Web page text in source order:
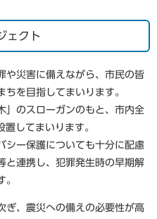
ェクト
や災害に備えながら、市民の皆
を目指してまいります。
」のスローガンのもと、市内全
してまいります。
シー保護についても十分に配慮
と連携し、犯罪発生時の早期解
。
ぎ、震災への備えの必要性が高